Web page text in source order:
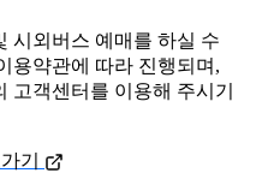
시외버스 예매를 하실 수
용약관에 따라 진행되며,
고객센터를 이용해 주시기
기